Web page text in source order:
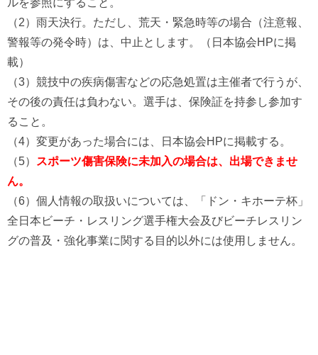
ルを参照にすること。
（2）雨天決行。ただし、荒天・緊急時等の場合（注意報、
警報等の発令時）は、中止とします。（日本協会HPに掲
載）
（3）競技中の疾病傷害などの応急処置は主催者で行うが、
その後の責任は負わない。選手は、保険証を持参し参加す
ること。
（4）変更があった場合には、日本協会HPに掲載する。
（5）
スポーツ傷害保険に未加入の場合は、出場できませ
ん。
（6）個人情報の取扱いについては、「ドン・キホーテ杯」
全日本ビーチ・レスリング選手権大会及びビーチレスリン
グの普及・強化事業に関する目的以外には使用しません。